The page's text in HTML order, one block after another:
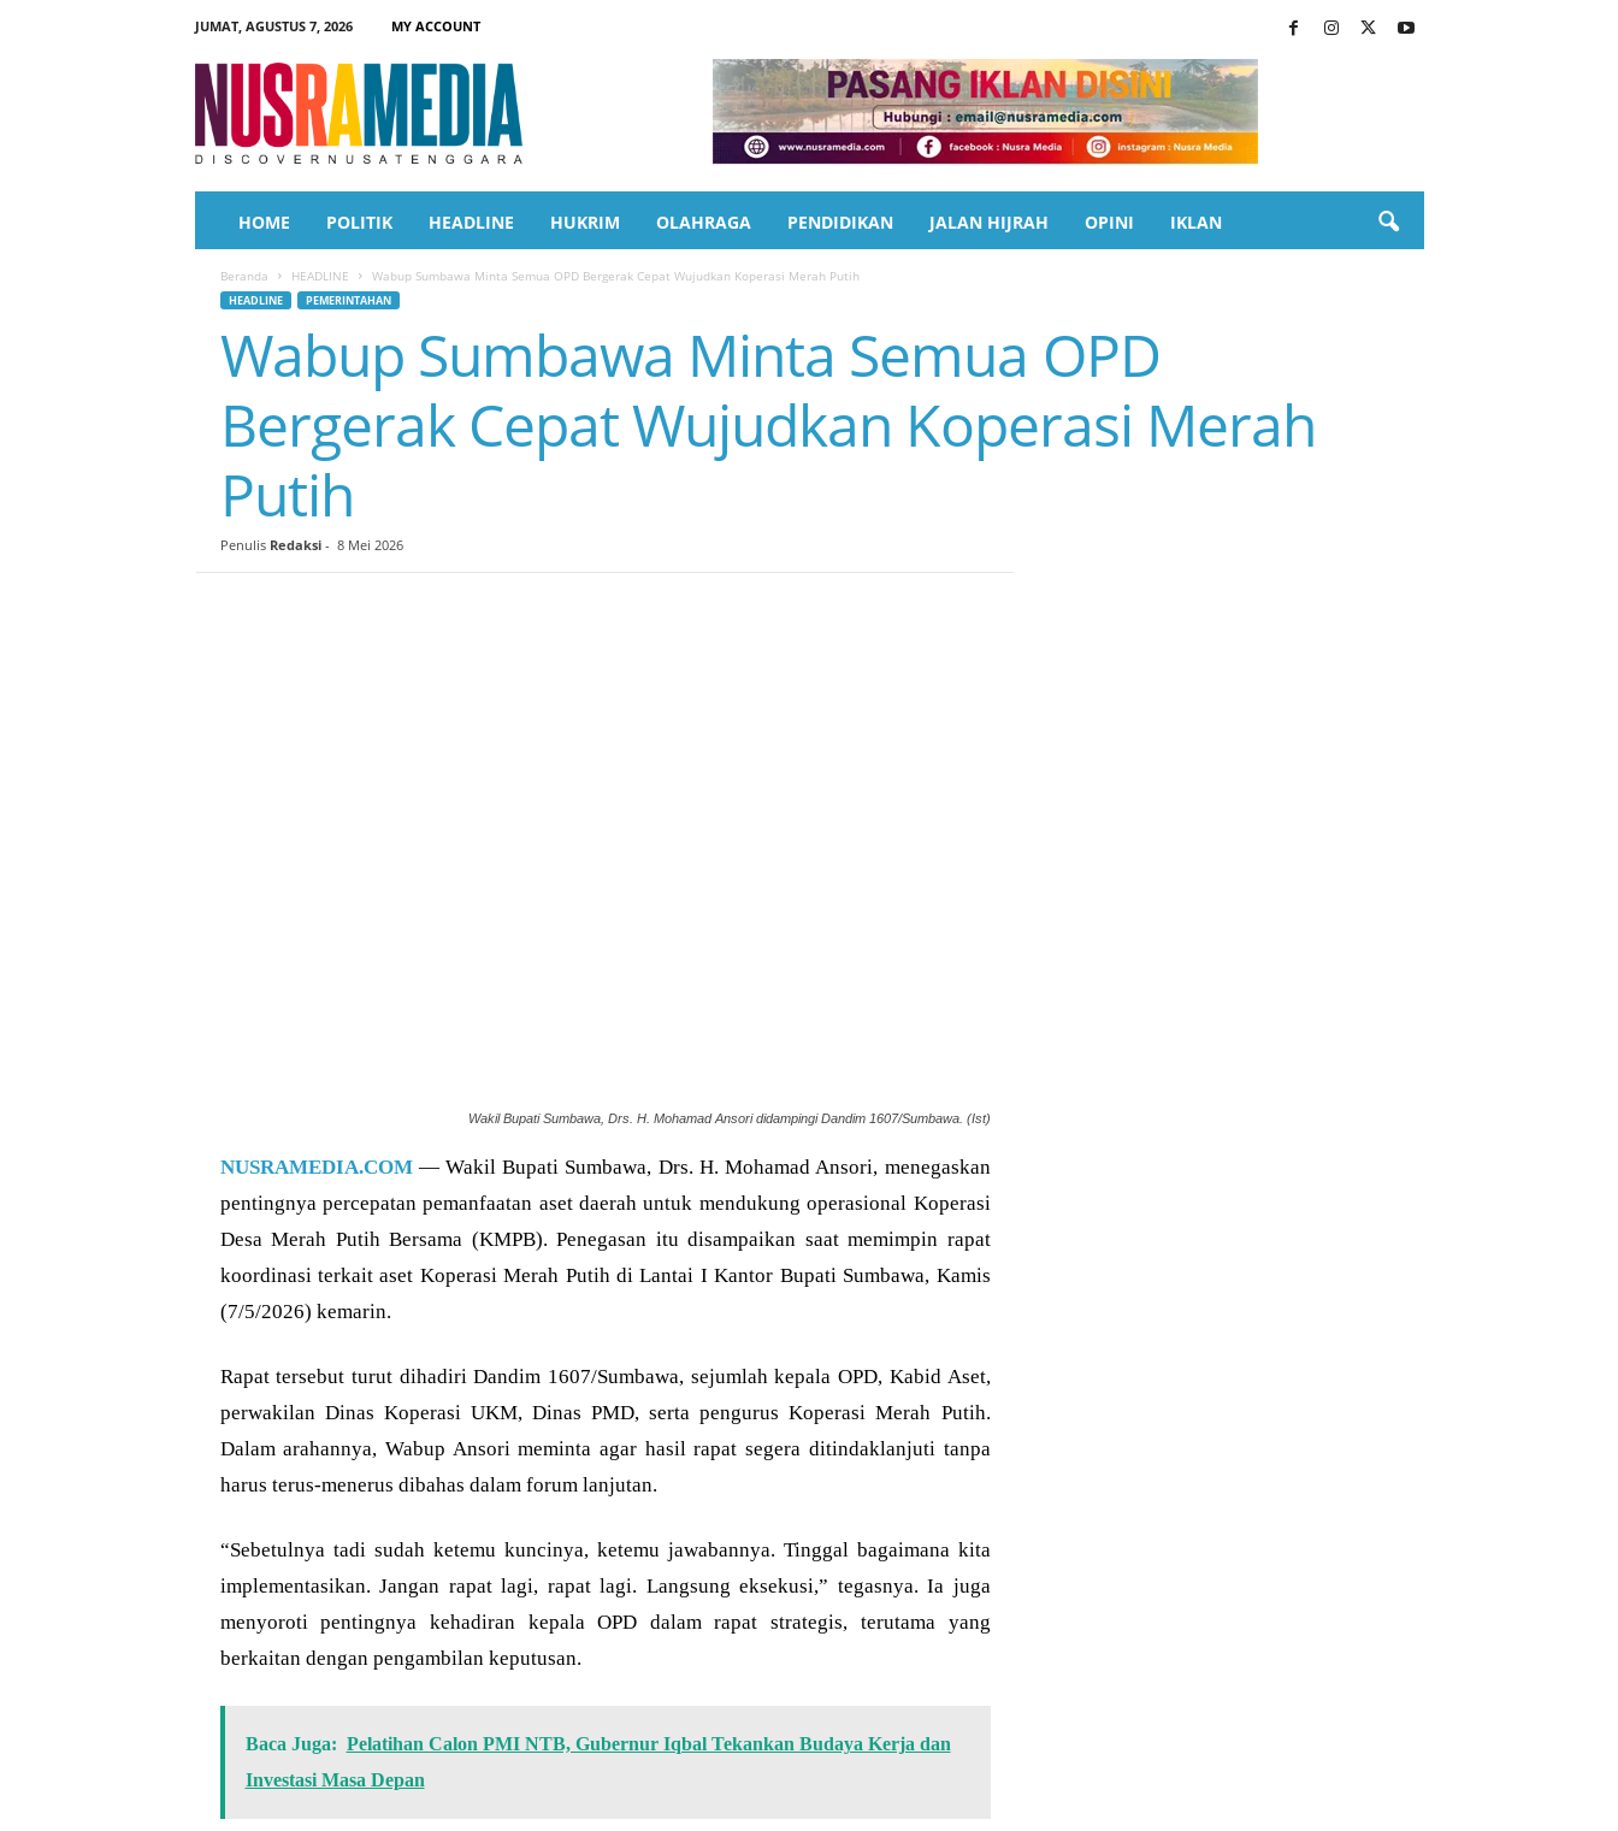
JUMAT, AGUSTUS 7, 2026
MY ACCOUNT
a
HOME POLITIK HEADLINE HUKRIM OLAHRAGA PENDIDIKAN JALAN HIJRAH OPINI IKLAN
Beranda HEADLINE Wabup Sumbawa Minta Semua OPD Bergerak Cepat Wujudkan Koperasi Merah Putih
HEADLINE PEMERINTAHAN
Wabup Sumbawa Minta Semua OPD
Bergerak Cepat Wujudkan Koperasi Merah
Putih
Penulis Redaksi- 8 Mei 2026
Wakil Bupati Sumbawa, Drs. H. Mohamad Ansori didampingi Dandim 1607/Sumbawa. (Ist)
NUSRAMEDIA.COM— Wakil Bupati Sumbawa, Drs. H. Mohamad Ansori, menegaskan
pentingnya percepatan pemanfaatan aset daerah untuk mendukung operasional Koperasi
Desa Merah Putih Bersama (KMPB). Penegasan itu disampaikan saat memimpin rapat
koordinasi terkait aset Koperasi Merah Putih di Lantai I Kantor Bupati Sumbawa, Kamis
(7/5/2026) kemarin.
Rapat tersebut turut dihadiri Dandim 1607/Sumbawa, sejumlah kepala OPD, Kabid Aset,
perwakilan Dinas Koperasi UKM, Dinas PMD, serta pengurus Koperasi Merah Putih.
Dalam arahannya, Wabup Ansori meminta agar hasil rapat segera ditindaklanjuti tanpa
harus terus-menerus dibahas dalam forum lanjutan.
“Sebetulnya tadi sudah ketemu kuncinya, ketemu jawabannya. Tinggal bagaimana kita
implementasikan. Jangan rapat lagi, rapat lagi. Langsung eksekusi,” tegasnya. Ia juga
menyoroti pentingnya kehadiran kepala OPD dalam rapat strategis, terutama yang
berkaitan dengan pengambilan keputusan.
Baca Juga: Pelatihan Calon PMI NTB, Gubernur Iqbal Tekankan Budaya Kerja dan
Investasi Masa Depan